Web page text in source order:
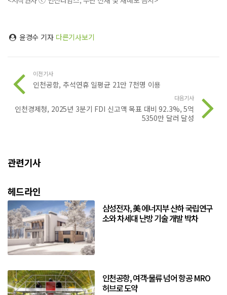
윤경수 기자 다른기사보기
이전기사
인천공항, 추석연휴 일평균 21만 7천명 이용
다음기사
인천경제청, 2025년 3분기 FDI 신고액 목표 대비 92.3%, 5억
5350만 달러 달성
관련기사
헤드라인
삼성전자, 美 에너지부 산하 국립연구
소와 차세대 난방 기술 개발 박차
인천공항, 여객·물류 넘어 항공 MRO
허브로 도약